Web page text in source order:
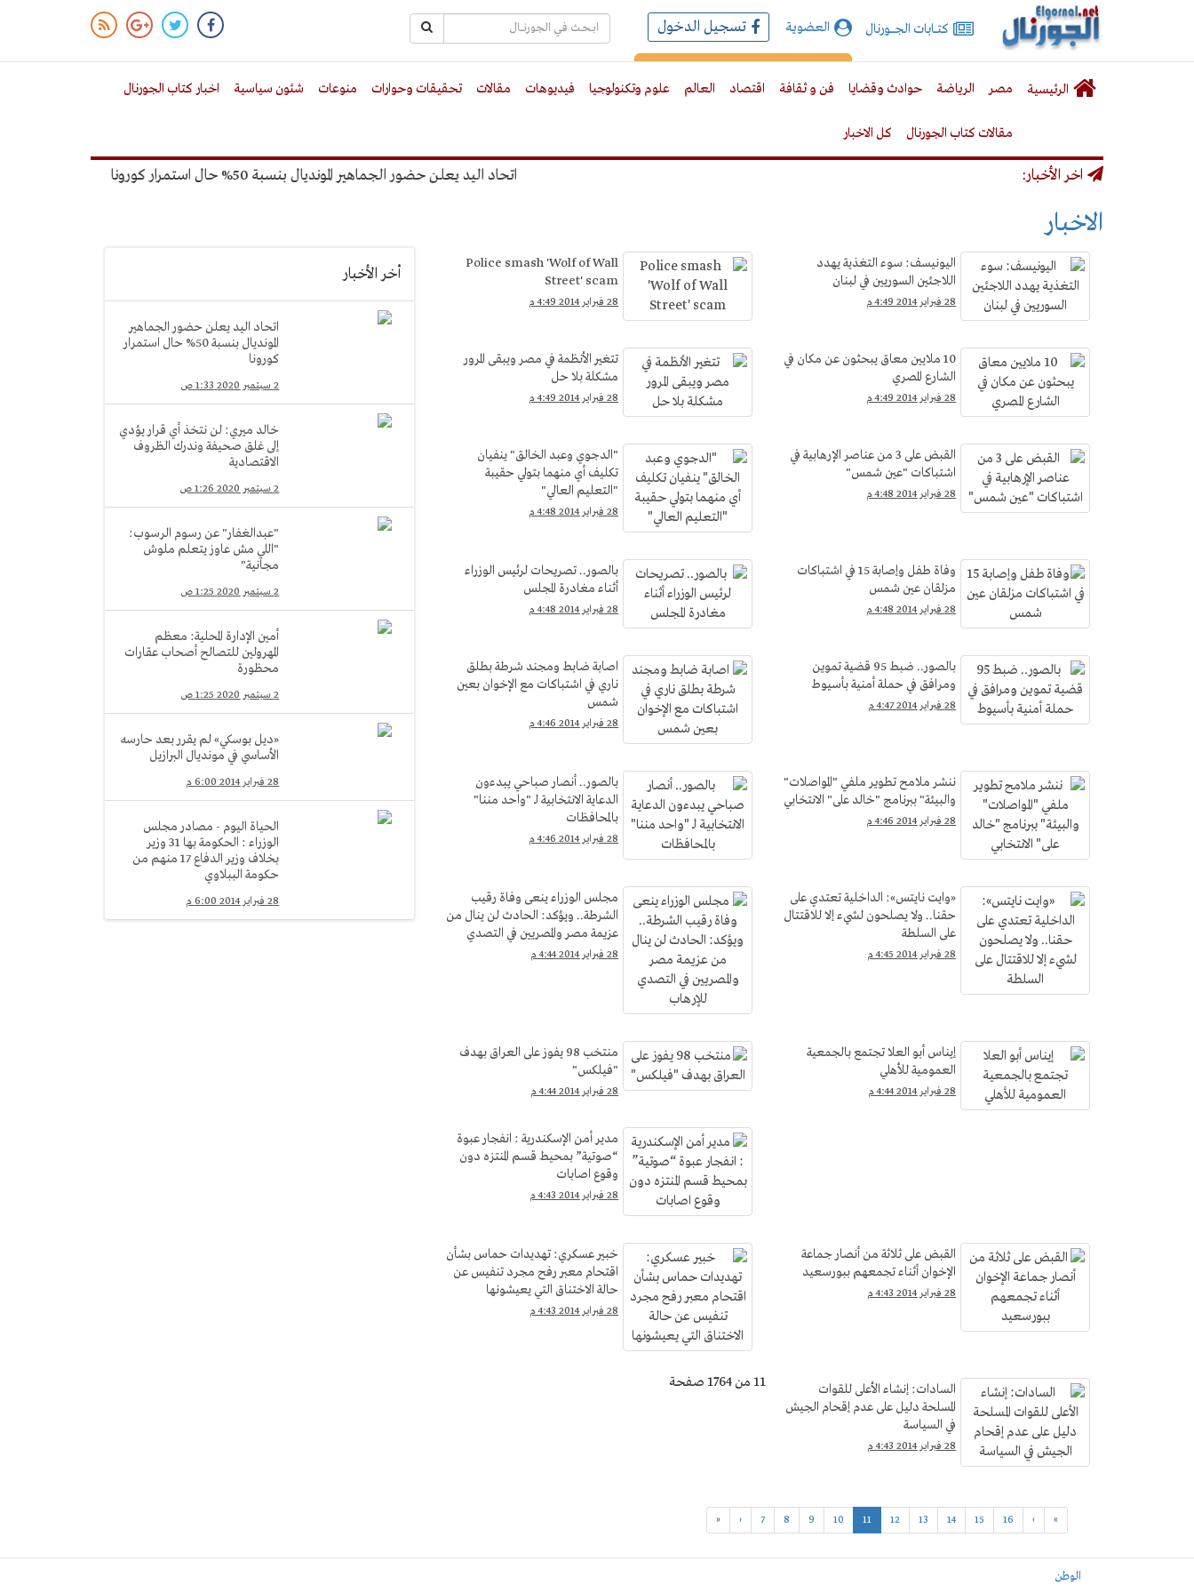
الجورنال
نت
كتـــابات الجـــــورنال العضوية تسجيل الدخول
الرئيسية مصر الرياضة حوادث وقضايا فن و ثقافة اقتصاد العالم علوم وتكنولوجيا فيديوهات مقالات تحقيقات وحوارات منوعات شئون سياسية اخبار كتاب الجورنال
مقالات كتاب الجورنال كل الاخبار
اخر الأخبار: اتحاد اليد يعلن حضور الجماهير المونديال بنسبة 50% حال استمرار كورونا
الاخبار
اليونيسف: سوء التغذية يهدد
اللاجئين السوريين في لبنان
28 فبراير 2014 4:49 م
Police smash 'Wolf of Wall
Street' scam
28 فبراير 2014 4:49 م
10 ملايين معاق يبحثون عن مكان في
الشارع المصري
28 فبراير 2014 4:49 م
تتغير الأنظمة في مصر ويبقى المرور
مشكلة بلا حل
28 فبراير 2014 4:49 م
القبض على 3 من عناصر الإرهابية في
اشتباكات "عين شمس"
28 فبراير 2014 4:48 م
"الدجوي وعبد الخالق" ينفيان
تكليف أي منهما بتولي حقيبة
"التعليم العالي"
28 فبراير 2014 4:48 م
وفاة طفل وإصابة 15 في اشتباكات
مزلقان عين شمس
28 فبراير 2014 4:48 م
بالصور.. تصريحات لرئيس الوزراء
أثناء مغادرة المجلس
28 فبراير 2014 4:48 م
بالصور.. ضبط 95 قضية تموين
ومرافق في حملة أمنية بأسيوط
28 فبراير 2014 4:47 م
اصابة ضابط ومجند شرطة بطلق
ناري في اشتباكات مع الإخوان بعين
شمس
28 فبراير 2014 4:46 م
ننشر ملامح تطوير ملفي "المواصلات"
والبيئة" ببرنامج "خالد على" الانتخابي
28 فبراير 2014 4:46 م
بالصور.. أنصار صباحي يبدءون
الدعاية الانتخابية لـ "واحد مننا"
بالمحافظات
28 فبراير 2014 4:46 م
«وايت نايتس»: الداخلية تعتدي على
حقنا.. ولا يصلحون لشيء إلا للاقتتال
على السلطة
28 فبراير 2014 4:45 م
مجلس الوزراء ينعى وفاة رقيب
الشرطة.. ويؤكد: الحادث لن ينال من
عزيمة مصر والمصريين في التصدي
للإرهاب
28 فبراير 2014 4:44 م
إيناس أبو العلا تجتمع بالجمعية
العمومية للأهلي
28 فبراير 2014 4:44 م
منتخب 98 يفوز على العراق بهدف
"فيلكس"
28 فبراير 2014 4:44 م
مدير أمن الإسكندرية : انفجار عبوة
“صوتية” بمحيط قسم المنتزه دون
وقوع اصابات
28 فبراير 2014 4:43 م
القبض على ثلاثة من أنصار جماعة
الإخوان أثناء تجمعهم ببورسعيد
28 فبراير 2014 4:43 م
خبير عسكري: تهديدات حماس بشأن
اقتحام معبر رفح مجرد تنفيس عن
حالة الاختناق التي يعيشونها
28 فبراير 2014 4:43 م
السادات: إنشاء الأعلى للقوات
المسلحة دليل على عدم إقحام الجيش
في السياسة
28 فبراير 2014 4:43 م
11 من 1764 صفحة
« ‹ 7 8 9 10 11 12 13 14 15 16 › »
أخر الأخبار
اتحاد اليد يعلن حضور الجماهير
المونديال بنسبة 50% حال استمرار
كورونا
2 سبتمبر 2020 1:33 ص
خالد ميري: لن نتخذ أي قرار يؤدي
إلى غلق صحيفة وندرك الظروف
الاقتصادية
2 سبتمبر 2020 1:26 ص
"عبدالغفار" عن رسوم الرسوب:
"اللي مش عاوز يتعلم ملوش
مجانية"
2 سبتمبر 2020 1:25 ص
أمين الإدارة المحلية: معظم
المهرولين للتصالح أصحاب عقارات
محظورة
2 سبتمبر 2020 1:25 ص
«ديل بوسكي» لم يقرر بعد حارسه
الأساسي في مونديال البرازيل
28 فبراير 2014 6:00 م
الحياة اليوم - مصادر مجلس
الوزراء : الحكومة بها 31 وزير
بخلاف وزير الدفاع 17 منهم من
حكومة الببلاوي
28 فبراير 2014 6:00 م
الوطن